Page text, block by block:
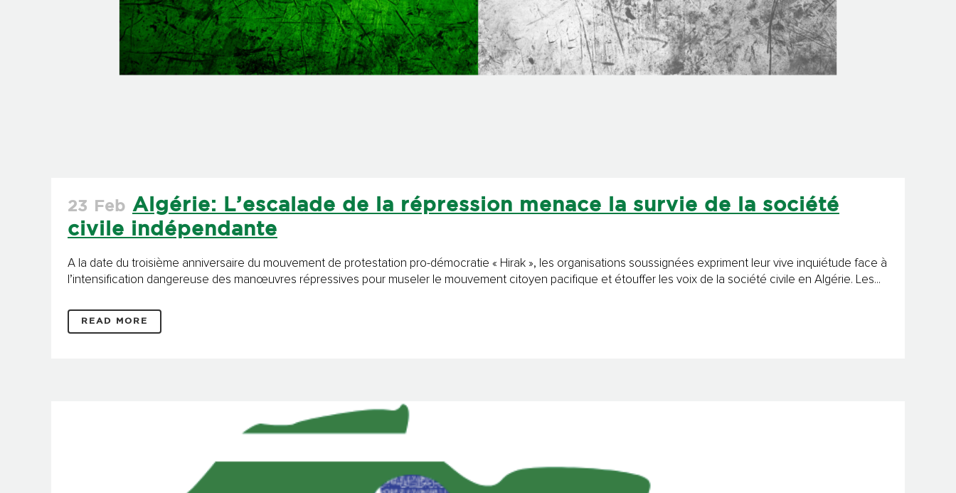
23 Feb Algérie: L’escalade de la répression menace la survie de la société
civile indépendante
A la date du troisième anniversaire du mouvement de protestation pro-démocratie « Hirak », les organisations soussignées expriment leur vive inquiétude face à
l’intensification dangereuse des manœuvres répressives pour museler le mouvement citoyen pacifique et étouffer les voix de la société civile en Algérie. Les...
READ MORE